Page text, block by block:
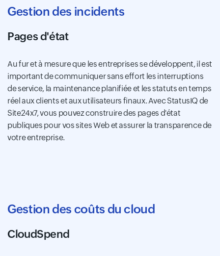
Gestion des incidents
Pages d'état
Au fur et à mesure que les entreprises se développent, il est
important de communiquer sans effort les interruptions
de service, la maintenance planifiée et les statuts en temps
réel aux clients et aux utilisateurs finaux. Avec StatusIQ de
Site24x7, vous pouvez construire des pages d'état
publiques pour vos sites Web et assurer la transparence de
votre entreprise.
Gestion des coûts du cloud
CloudSpend